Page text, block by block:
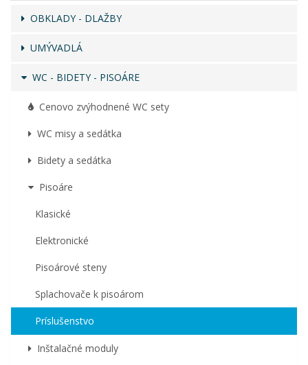
OBKLADY - DLAŽBY
UMÝVADLÁ
WC - BIDETY - PISOÁRE
Cenovo zvýhodnené WC sety
WC misy a sedátka
Bidety a sedátka
Pisoáre
Klasické
Elektronické
Pisoárové steny
Splachovače k pisoárom
Príslušenstvo
Inštalačné moduly